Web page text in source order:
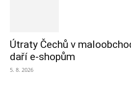
Útraty Čechů v
daří e-shopům
5. 8. 2026